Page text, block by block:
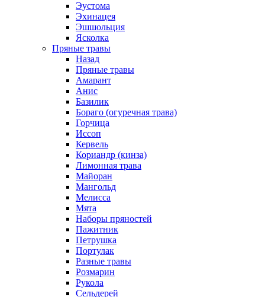
Эустома
Эхинацея
Эшшольция
Ясколка
Пряные травы
Назад
Пряные травы
Амарант
Анис
Базилик
Бораго (огуречная трава)
Горчица
Иссоп
Кервель
Кориандр (кинза)
Лимонная трава
Майоран
Мангольд
Мелисса
Мята
Наборы пряностей
Пажитник
Петрушка
Портулак
Разные травы
Розмарин
Рукола
Сельдерей